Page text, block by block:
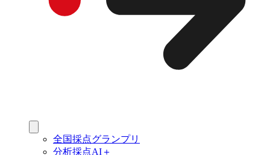
全国採点グランプリ
分析採点AI＋